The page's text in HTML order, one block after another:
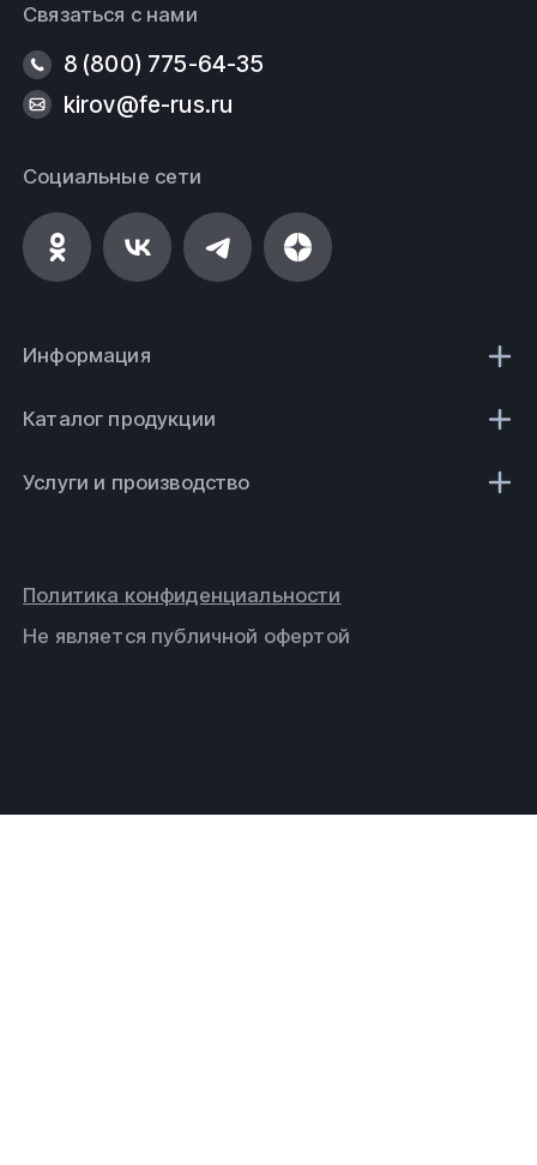
Связаться с нами
8 (800) 775-64-35
kirov@fe-rus.ru
Социальные сети
Информация
Каталог продукции
Услуги и производство
Не является публичной офертой
Политика конфиденциальности